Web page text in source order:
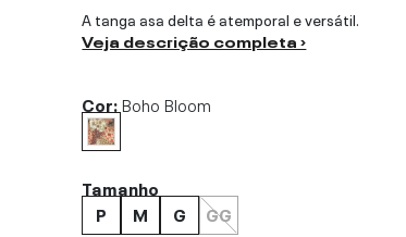
A tanga asa delta é atemporal e versátil.
Veja descrição completa ›
Cor:Boho Bloom
Tamanho
P
M G GG